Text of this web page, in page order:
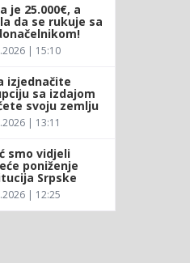
je 25.000€, a
da se rukuje sa
| 15:10
izjednačite
sa izdajom
svoju zemlju
| 13:11
smo vidjeli
poniženje
Srpske
| 12:25